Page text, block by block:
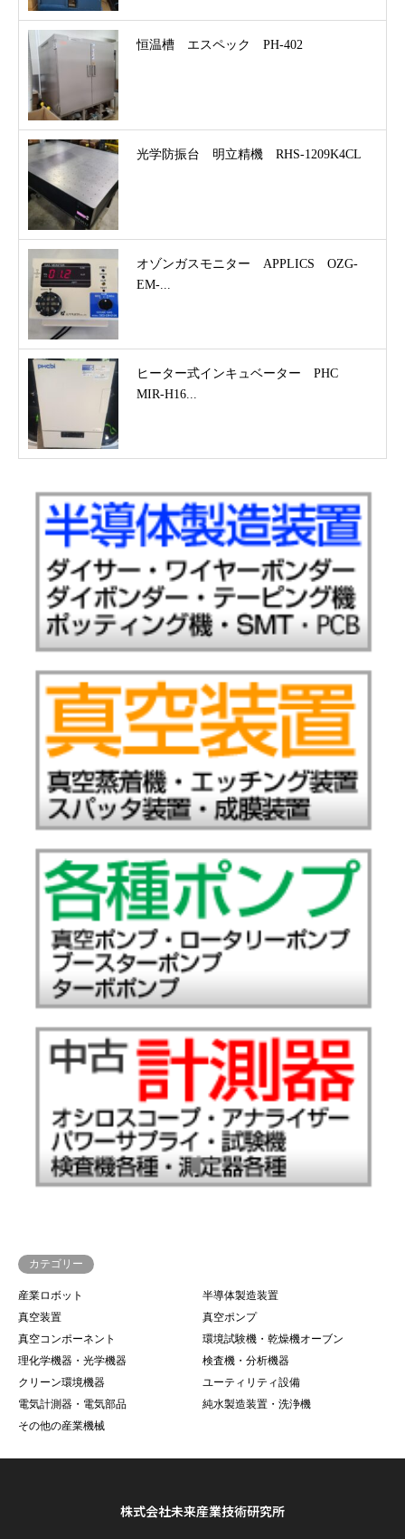
恒温槽 エスペック PH-402
光学防振台 明立精機 RHS-1209K4CL
オゾンガスモニター APPLICS OZG-
EM-...
ヒーター式インキュベーター PHC
MIR-H16...
カテゴリー
産業ロボット
半導体製造装置
真空装置
真空ポンプ
真空コンポーネント
環境試験機・乾燥機オーブン
理化学機器・光学機器
検査機・分析機器
クリーン環境機器
ユーティリティ設備
電気計測器・電気部品
純水製造装置・洗浄機
その他の産業機械
株式会社未来産業技術研究所